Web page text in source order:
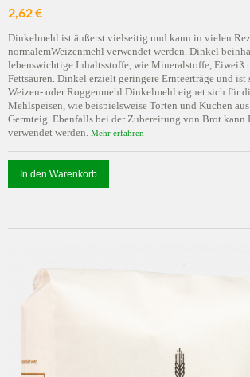
2,62 €
Dinkelmehl ist äußerst vielseitig und kann in vielen
normalemWeizenmehl verwendet werden. Dinkel
lebenswichtige Inhaltsstoffe, wie Mineralstoffe, Eiweiß
Fettsäuren. Dinkel erzielt geringere Ernteerträge und ist
Weizen- oder Roggenmehl Dinkelmehl eignet sich für
Mehlspeisen, wie beispielsweise Torten und Kuchen
Germteig. Ebenfalls bei der Zubereitung von Brot kann
verwendet werden. Mehr erfahren
In den Warenkorb